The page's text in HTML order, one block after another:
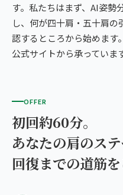
す。私たちはまず、AI姿勢
し、何が四十肩・五十肩
認するところから始めます
公式サイトから承っていま
OFFER
初回約60分。
あなたの肩のステ
回復までの道筋